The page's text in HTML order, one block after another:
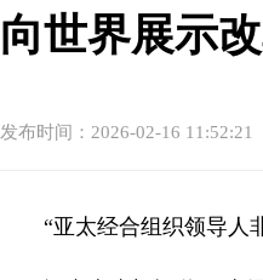
向世界展示
发布时间：2026-02-16 11:52:21
“亚太经合组织领导人